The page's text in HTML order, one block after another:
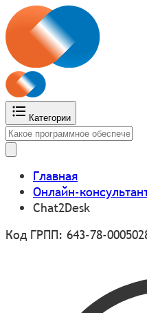
Категории
Главная
Онлайн-
Chat2Desk
Код ГРПП: 643-78-